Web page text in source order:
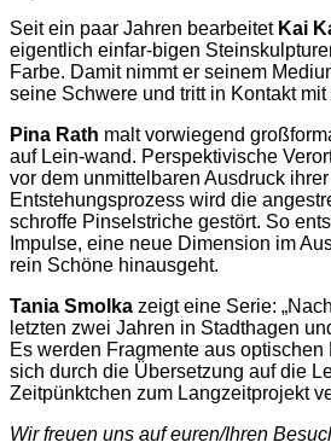
Seit ein paar Jahren bearbeitet Kai
eigentlich einfar-bigen
Farbe. Damit nimmt er seinem
seine Schwere und tritt in Kontakt mit
Pina Rath malt vorwiegend
auf Lein-wand. Perspektivische
vor dem unmittelbaren Ausdruck
Entstehungsprozess wird die
schroffe Pinselstriche gestört. So
Impulse, eine neue Dimension im
rein Schöne hinausgeht.
Tania Smolka zeigt eine Serie:
letzten zwei Jahren in Stadthagen
Es werden Fragmente aus
sich durch die Übersetzung auf die
Zeitpünktchen zum Langzeitprojekt
Wir freuen uns auf euren/Ihren